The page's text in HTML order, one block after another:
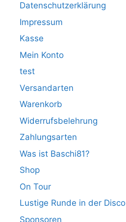
Datenschutzerklärung
Impressum
Kasse
Mein Konto
test
Versandarten
Warenkorb
Widerrufsbelehrung
Zahlungsarten
Was ist Baschi81?
Shop
On Tour
Lustige Runde in der Disco
Sponsoren